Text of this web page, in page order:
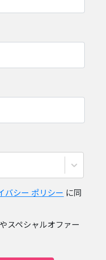
バシー ポリシー に同
スペシャルオファー